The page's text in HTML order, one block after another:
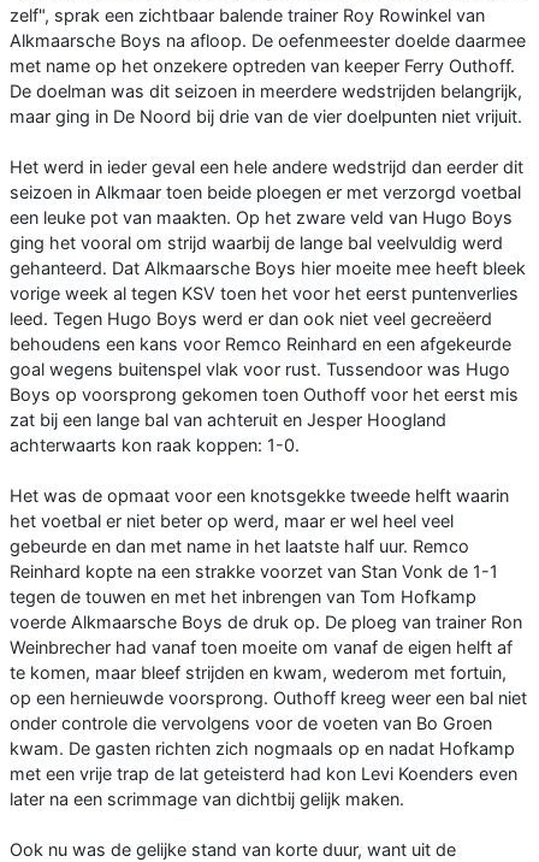
zelf", sprak een zichtbaar balende trainer Roy Rowinkel van
Alkmaarsche Boys na afloop. De oefenmeester doelde daarmee
met name op het onzekere optreden van keeper Ferry Outhoff.
De doelman was dit seizoen in meerdere wedstrijden belangrijk,
maar ging in De Noord bij drie van de vier doelpunten niet vrijuit.
Het werd in ieder geval een hele andere wedstrijd dan eerder dit
seizoen in Alkmaar toen beide ploegen er met verzorgd voetbal
een leuke pot van maakten. Op het zware veld van Hugo Boys
ging het vooral om strijd waarbij de lange bal veelvuldig werd
gehanteerd. Dat Alkmaarsche Boys hier moeite mee heeft bleek
vorige week al tegen KSV toen het voor het eerst puntenverlies
leed. Tegen Hugo Boys werd er dan ook niet veel gecreëerd
behoudens een kans voor Remco Reinhard en een afgekeurde
goal wegens buitenspel vlak voor rust. Tussendoor was Hugo
Boys op voorsprong gekomen toen Outhoff voor het eerst mis
zat bij een lange bal van achteruit en Jesper Hoogland
achterwaarts kon raak koppen: 1-0.
Het was de opmaat voor een knotsgekke tweede helft waarin
het voetbal er niet beter op werd, maar er wel heel veel
gebeurde en dan met name in het laatste half uur. Remco
Reinhard kopte na een strakke voorzet van Stan Vonk de 1-1
tegen de touwen en met het inbrengen van Tom Hofkamp
voerde Alkmaarsche Boys de druk op. De ploeg van trainer Ron
Weinbrecher had vanaf toen moeite om vanaf de eigen helft af
te komen, maar bleef strijden en kwam, wederom met fortuin,
op een hernieuwde voorsprong. Outhoff kreeg weer een bal niet
onder controle die vervolgens voor de voeten van Bo Groen
kwam. De gasten richten zich nogmaals op en nadat Hofkamp
met een vrije trap de lat geteisterd had kon Levi Koenders even
later na een scrimmage van dichtbij gelijk maken.
Ook nu was de gelijke stand van korte duur, want uit de